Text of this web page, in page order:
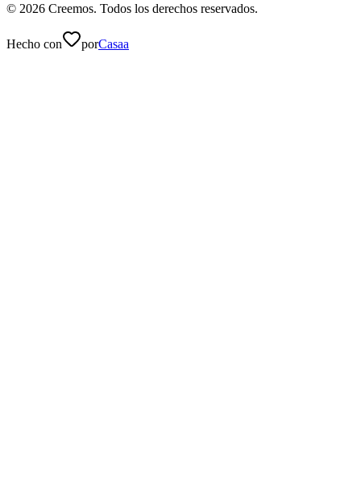
© 2026 Creemos. Todos los derechos reservados.
Hecho con porCasaa